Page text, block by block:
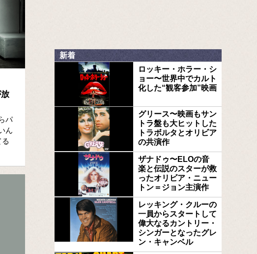
パ
ん
新着
ロッキー・ホラー・シ
ョー〜世界中でカルト
化した“観客参加”映画
グリース〜映画もサン
トラ盤も大ヒットした
トラボルタとオリビア
の共演作
ザナドゥ〜ELOの音
楽と伝説のスターが救
ったオリビア・ニュー
トン＝ジョン主演作
レッキング・クルーの
一員からスタートして
偉大なるカントリー・
シンガーとなったグレ
ン・キャンベル